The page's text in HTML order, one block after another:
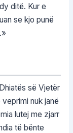
ditë. Kur e
se kjo punë
së Vjetër
nuk janë
lutej me zjarr
të bënte